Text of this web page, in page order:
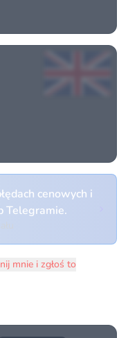
cenowych i
Telegramie.
mnie i zgłoś to